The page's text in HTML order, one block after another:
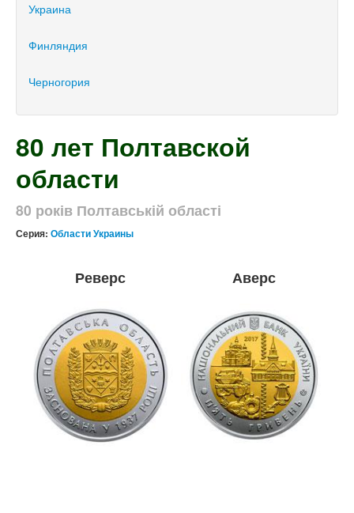
Украина
Финляндия
Черногория
80 лет Полтавской
области
80 років Полтавській області
Серия: Области Украины
Реверс Аверс